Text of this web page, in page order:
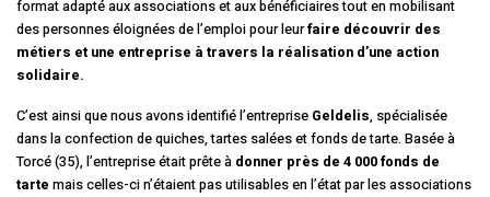
format adapté aux associations et aux bénéficiaires tout en mobilisant
des personnes éloignées de l’emploi pour leurfaire découvrir des
métiers et une entreprise à travers la réalisation d’une action
solidaire.
C’est ainsi que nous avons identifié l’entreprise Geldelis, spécialisée
dans la confection de quiches, tartes salées et fonds de tarte. Basée à
Torcé (35), l’entreprise était prête à donner près de 4 000 fonds de
tarte mais celles-ci n’étaient pas utilisables en l’état par les associations